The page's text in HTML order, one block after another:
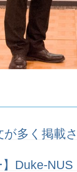
が多く掲載
】Duke-